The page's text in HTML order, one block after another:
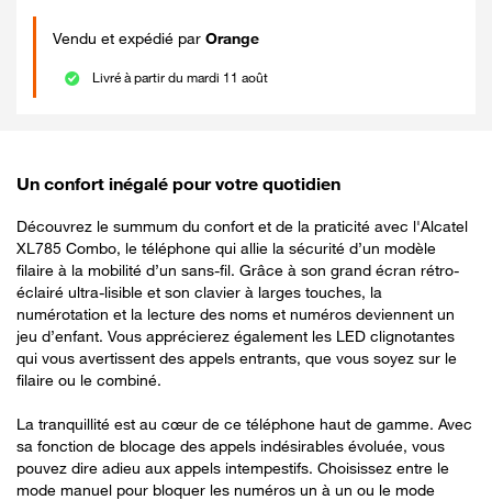
Vendu et expédié par Orange
Livré à partir du mardi 11 août
Un confort inégalé pour votre quotidien
Découvrez le summum du confort et de la praticité avec l'Alcatel
XL785 Combo, le téléphone qui allie la sécurité d’un modèle
filaire à la mobilité d’un sans-fil. Grâce à son grand écran rétro-
éclairé ultra-lisible et son clavier à larges touches, la
numérotation et la lecture des noms et numéros deviennent un
jeu d’enfant. Vous apprécierez également les LED clignotantes
qui vous avertissent des appels entrants, que vous soyez sur le
filaire ou le combiné.
La tranquillité est au cœur de ce téléphone haut de gamme. Avec
sa fonction de blocage des appels indésirables évoluée, vous
pouvez dire adieu aux appels intempestifs. Choisissez entre le
mode manuel pour bloquer les numéros un à un ou le mode